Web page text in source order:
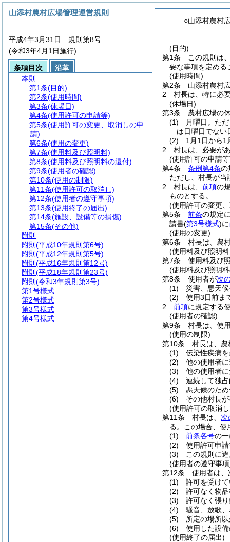
○山添村農村
(目的)
第1条
この規則は
要な事項を定める
(使用時間)
第2条
山添村農村
2
村長は、特に必
(休場日)
第3条
農村広場の
(1)
月曜日。 た
は日曜日でない
(2)
1月1日から1
2
村長は、必要が
(使用許可の申請
第4条
条例第4条の
ただし、村長が当
2
村長は、 前項の
ものとする。
(使用許可の変更
第5条
前条の規定
請書(第3号様式)に
(使用の変更)
第6条
村長は、農
(使用料及び照明
第7条
使用料及び
(使用料及び照明
第8条
使用者が次
(1)
災害、悪天
(2)
使用3日前ま
2
前項に規定する
(使用者の確認)
第9条
村長は、使
(使用の制限)
第10条
村長は、農
(1)
伝染性疾病
(2)
他の使用者
(3)
他の使用者
(4)
連続して独
(5)
悪天候のた
(6)
その他村長
(使用許可の取消
第11条
村長は、 次
る。
この場合、使
(1)
前条各号の
(2)
使用許可申
(3)
この規則に
(使用者の遵守事
第12条
使用者は、
(1)
許可を受け
(2)
許可なく物
(3)
許可なく張
(4)
騒音、放歌
(5)
所定の場所
(6)
使用した設
(使用終了の届出)
山添村農村広場管理運営規則
平成4年3月31日 規則第8号
(令和3年4月1日施行)
条項目次
沿革
本則
第1条(目的)
第2条(使用時間)
第3条(休場日)
第4条(使用許可の申請等)
第5条(使用許可の変更、取消しの申
請)
第6条(使用の変更)
第7条(使用料及び照明料)
第8条(使用料及び照明料の還付)
第9条(使用者の確認)
第10条(使用の制限)
第11条(使用許可の取消し)
第12条(使用者の遵守事項)
第13条(使用終了の届出)
第14条(施設、設備等の損傷)
第15条(その他)
附則
附則 (平成10年規則第6号)
附則 (平成12年規則第5号)
附則 (平成16年規則第12号)
附則 (平成18年規則第23号)
附則 (令和3年規則第3号)
第1号様式
第2号様式
第3号様式
第4号様式